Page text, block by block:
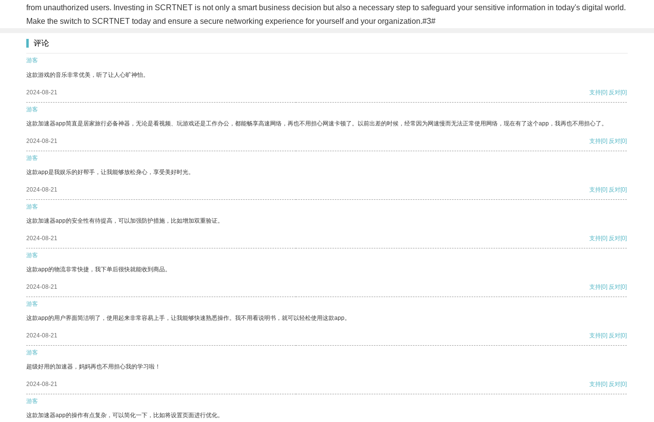
from unauthorized users. Investing in SCRTNET is not only a smart business decision but also a necessary step to safeguard your sensitive information in today's digital world.
Make the switch to SCRTNET today and ensure a secure networking experience for yourself and your organization.#3#
评论
游客
这款游戏的音乐非常优美，听了让人心旷神怡。
2024-08-21 支持[0] 反对[0]
游客
这款加速器app简直是居家旅行必备神器，无论是看视频、玩游戏还是工作办公，都能畅享高速网络，再也不用担心网速卡顿了。以前出差的时候，经常因为网速慢而无法正常使用网络，现在有了这个app，我再也不用担心了。
2024-08-21 支持[0] 反对[0]
游客
这款app是我娱乐的好帮手，让我能够放松身心，享受美好时光。
2024-08-21 支持[0] 反对[0]
游客
这款加速器app的安全性有待提高，可以加强防护措施，比如增加双重验证。
2024-08-21 支持[0] 反对[0]
游客
这款app的物流非常快捷，我下单后很快就能收到商品。
2024-08-21 支持[0] 反对[0]
游客
这款app的用户界面简洁明了，使用起来非常容易上手，让我能够快速熟悉操作。我不用看说明书，就可以轻松使用这款app。
2024-08-21 支持[0] 反对[0]
游客
超级好用的加速器，妈妈再也不用担心我的学习啦！
2024-08-21 支持[0] 反对[0]
游客
这款加速器app的操作有点复杂，可以简化一下，比如将设置页面进行优化。